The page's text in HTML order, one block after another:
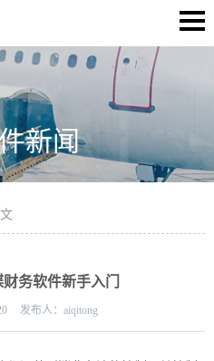
新闻
务软件新手入门
发布人： aiqitong